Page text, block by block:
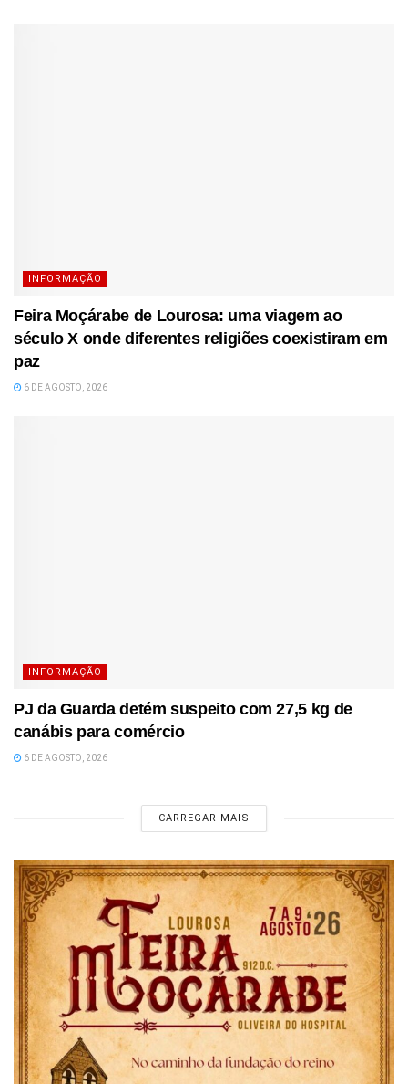
INFORMAÇÃO
Feira Moçárabe de Lourosa: uma viagem ao
século X onde diferentes religiões coexistiram em
paz
6 DE AGOSTO, 2026
INFORMAÇÃO
PJ da Guarda detém suspeito com 27,5 kg de
canábis para comércio
6 DE AGOSTO, 2026
CARREGAR MAIS